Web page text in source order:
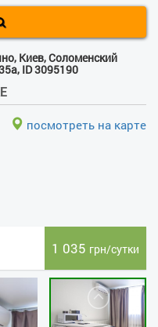
Киев, Соломенский
ID 3095190
посмотреть на карте
1 035 грн/сутки